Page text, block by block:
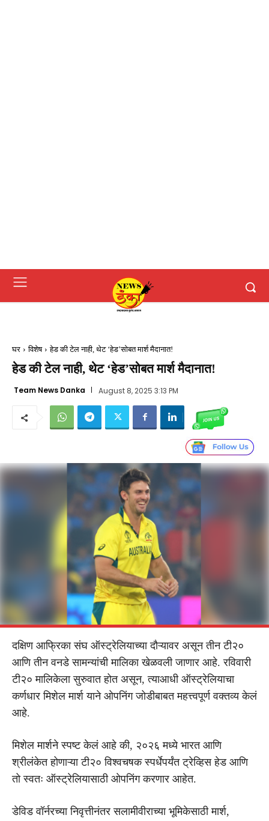
घर विशेष हेड की टेल नाही, थेट ‘हेड’सोबत मार्श मैदानात!
हेड की टेल नाही, थेट ‘हेड’सोबत मार्श मैदानात!
Team News Danka August 8, 2025 3:13 PM
दक्षिण आफ्रिका संघ ऑस्ट्रेलियाच्या दौऱ्यावर असून तीन टी२०
आणि तीन वनडे सामन्यांची मालिका खेळवली जाणार आहे. रविवारी
टी२० मालिकेला सुरुवात होत असून, त्याआधी ऑस्ट्रेलियाचा
कर्णधार मिशेल मार्श याने ओपनिंग जोडीबाबत महत्त्वपूर्ण वक्तव्य केलं
आहे.
मिशेल मार्शने स्पष्ट केलं आहे की, २०२६ मध्ये भारत आणि
श्रीलंकेत होणाऱ्या टी२० विश्वचषक स्पर्धेपर्यंत ट्रेव्हिस हेड आणि
तो स्वतः ऑस्ट्रेलियासाठी ओपनिंग करणार आहेत.
डेविड वॉर्नरच्या निवृत्तीनंतर सलामीवीराच्या भूमिकेसाठी मार्श,